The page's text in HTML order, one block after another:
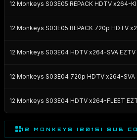
12 Monkeys S03E04 HDTV x264-SVA EZTV
12 Monkeys S03E04 720p HDTV x264-SVA
12 Monkeys S03E04 HDTV x264-FLEET
12 MONKEYS (2015) SUB